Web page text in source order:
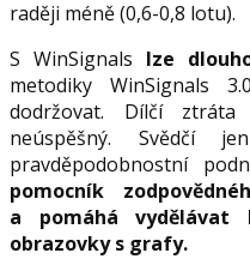
raději méně (0,6-0,8 lotu).
S WinSignals lze
metodiky WinSignals
dodržovat. Dílčí
neúspěšný.
pravděpodobnostní
pomocník
a pomáhá vydělávat
obrazovky s grafy.